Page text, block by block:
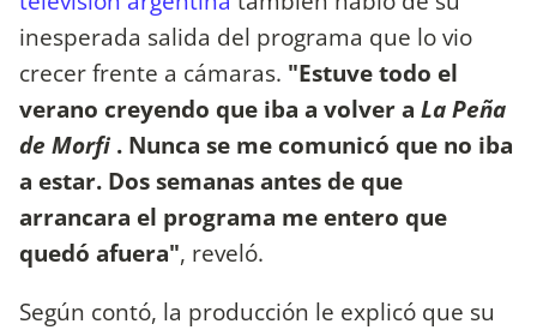
inesperada salida del programa que lo vio
crecer frente a cámaras. "Estuve todo el
verano creyendo que iba a volver a La Peña
de Morfi . Nunca se me comunicó que no iba
a estar. Dos semanas antes de que
arrancara el programa me entero que
quedó afuera", reveló.
Según contó, la producción le explicó que su